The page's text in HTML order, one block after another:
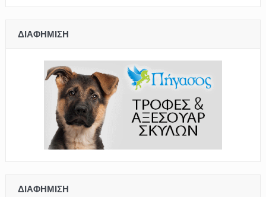
ΔΙΑΦΉΜΙΣΗ
ΔΙΑΦΉΜΙΣΗ